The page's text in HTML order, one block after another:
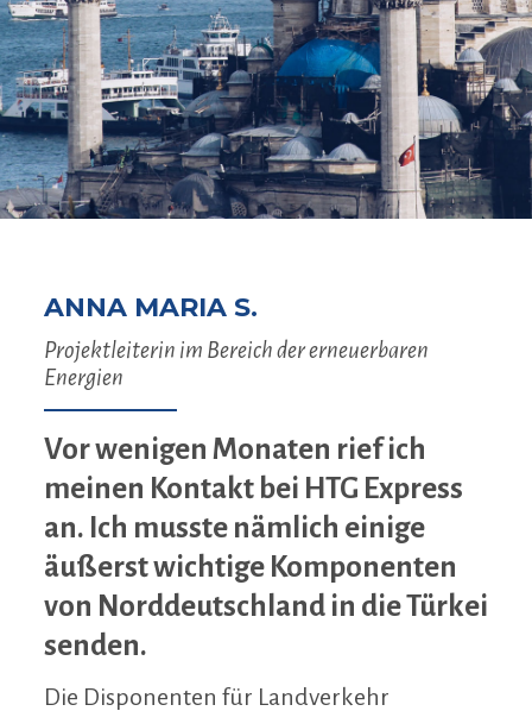
ANNA MARIA S.
Projektleiterin im Bereich der erneuerbaren
Energien
Vor wenigen Monaten rief ich
meinen Kontakt bei HTG Express
an. Ich musste nämlich einige
äußerst wichtige Komponenten
von Norddeutschland in die Türkei
senden.
Die Disponenten für Landverkehr